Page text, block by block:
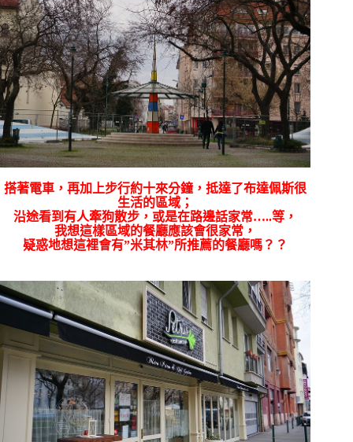
搭著電車，再加上步行約十來分鐘，抵達了布達佩斯很
生活的區域；
沿途看到有人牽狗散步，或是在路邊話家常…..等，
我想這樣區域的餐廳應該會很家常，
疑惑地想這裡會有”米其林”所推薦的餐廳嗎？？